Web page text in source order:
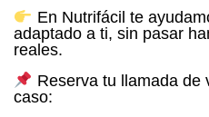
En Nutrifácil te
adaptado a ti, sin pasar
reales.
Reserva tu llamada de
caso: